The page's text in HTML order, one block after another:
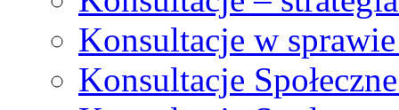
Konsultacje w
Konsultacje